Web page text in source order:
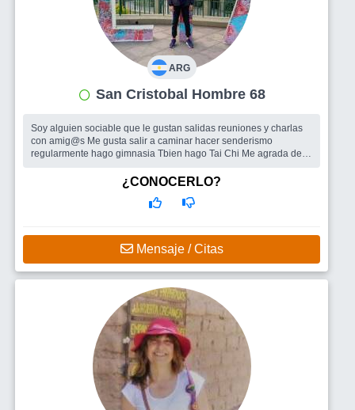
ARG
San Cristobal Hombre 68
Soy alguien sociable que le gustan salidas reuniones y charlas
con amig@s Me gusta salir a caminar hacer senderismo
regularmente hago gimnasia Tbien hago Tai Chi Me agrada de ir
Amigo@s para salir y recorrer sitios agradables sean
parques.museos.centro culturales y demás manifestaciónes
culturales Me gusta viajar y conocer lugares nuevos y
¿CONOCERLO?
Mensaje / Citas